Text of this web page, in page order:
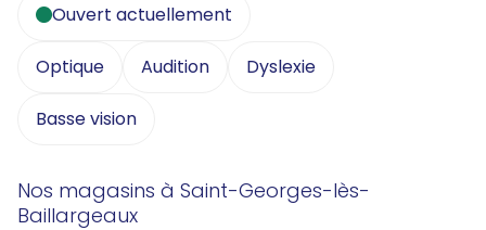
Ouvert actuellement
Optique Audition Dyslexie
Basse vision
Nos magasins à Saint-Georges-lès-
Baillargeaux